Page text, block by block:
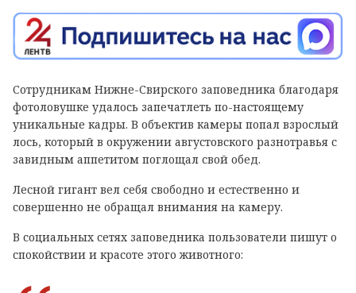
Сотрудникам Нижне-Свирского заповедника благодаря
фотоловушке удалось запечатлеть по-настоящему
уникальные кадры. В объектив камеры попал взрослый
лось, который в окружении августовского разнотравья с
завидным аппетитом поглощал свой обед.
Лесной гигант вел себя свободно и естественно и
совершенно не обращал внимания на камеру.
В социальных сетях заповедника пользователи пишут о
спокойствии и красоте этого животного: